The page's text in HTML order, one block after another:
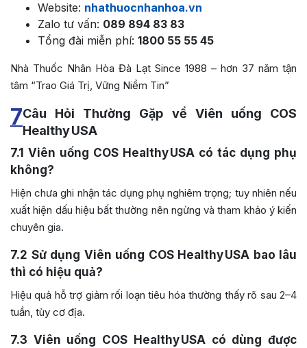
Website: nhathuocnhanhoa.vn
Zalo tư vấn: 089 894 83 83
Tổng đài miễn phí: 1800 55 55 45
Nhà Thuốc Nhân Hòa Đà Lạt Since 1988 – hơn 37 năm tận
tâm “Trao Giá Trị, Vững Niềm Tin”
7Câu Hỏi Thường Gặp về Viên uống COS
Healthy USA
7.1 Viên uống COS Healthy USA có tác dụng phụ
không?
Hiện chưa ghi nhận tác dụng phụ nghiêm trọng; tuy nhiên nếu
xuất hiện dấu hiệu bất thường nên ngừng và tham khảo ý kiến
chuyên gia.
7.2 Sử dụng Viên uống COS Healthy USA bao lâu
thì có hiệu quả?
Hiệu quả hỗ trợ giảm rối loạn tiêu hóa thường thấy rõ sau 2–4
tuần, tùy cơ địa.
7.3 Viên uống COS Healthy USA có dùng được